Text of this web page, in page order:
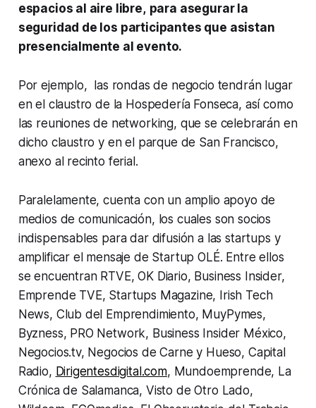
espacios al aire libre, para asegurar la
seguridad de los participantes que asistan
presencialmente al evento.
Por ejemplo, las rondas de negocio tendrán lugar
en el claustro de la Hospedería Fonseca, así como
las reuniones de networking, que se celebrarán en
dicho claustro y en el parque de San Francisco,
anexo al recinto ferial.
Paralelamente, cuenta con un amplio apoyo de
medios de comunicación, los cuales son socios
indispensables para dar difusión a lasstartups y
amplificar el mensaje de Startup OLÉ. Entre ellos
se encuentran RTVE, OK Diario, Business Insider,
Emprende TVE, Startups Magazine, Irish Tech
News, Club del Emprendimiento, MuyPymes,
Byzness, PRO Network, Business Insider México,
Negocios.tv, Negocios de Carne y Hueso, Capital
Radio, Dirigentesdigital.com, Mundoemprende, La
Crónica de Salamanca, Visto de Otro Lado,